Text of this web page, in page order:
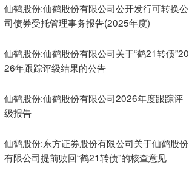
仙鹤股份:仙鹤股份有限公司公开发行可转换公
司债券受托管理事务报告(2025年度)
仙鹤股份:仙鹤股份有限公司关于“鹤21转债”20
26年跟踪评级结果的公告
仙鹤股份:仙鹤股份有限公司2026年度跟踪评
级报告
仙鹤股份:东方证券股份有限公司关于仙鹤股份
有限公司提前赎回“鹤21转债”的核查意见